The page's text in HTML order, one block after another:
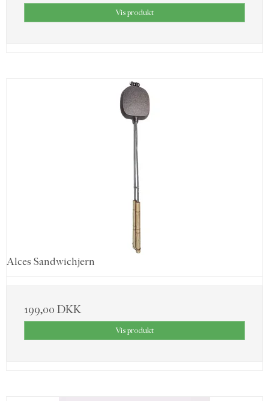
Vis produkt
Alces Sandwichjern
199,00 DKK
Vis produkt